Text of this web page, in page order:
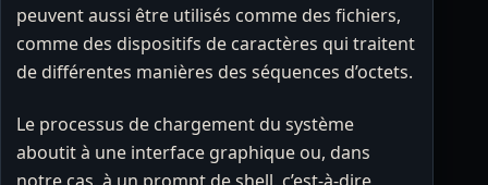
peuvent aussi être utilisés comme des fichiers,
comme des dispositifs de caractères qui traitent
de différentes manières des séquences d’octets.
Le processus de chargement du système
aboutit à une interface graphique ou, dans